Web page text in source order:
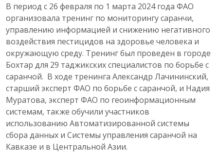
В период с 26 февраля по 1 марта 2024 года ФАО
организовала тренинг по мониторингу саранчи,
управлению информацией и снижению негативного
воздействия пестицидов на здоровье человека и
окружающую среду. Тренинг был проведен в городе
Бохтар для 29 таджикских специалистов по борьбе с
саранчой. В ходе тренинга Александр Лачининский,
старший эксперт ФАО по борьбе с саранчой, и Надия
Муратова, эксперт ФАО по геоинформационным
системам, также обучили участников
использованию Автоматизированной системы
сбора данных и Системы управления саранчой на
Кавказе и в Центральной Азии.